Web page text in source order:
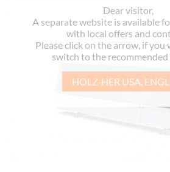
Dear visitor,
A separate website is available
with local offers and
Please click on the arrow, if you
switch to the recommended
HOLZ-HER USA,